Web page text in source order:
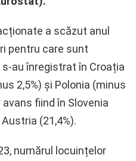
a scăzut anul
pentru care sunt
au înregistrat în Croația
2,5%) și Polonia (minus
fiind în Slovenia
(21,4%).
numărul locuințelor